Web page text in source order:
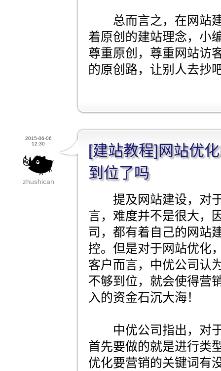
总而言之，在网站建
着原创的建站理念，小
尊重原创，尊重网站访
的原创路，让别人去抄
2015-06-06
12:30
zhushican
[建站教程]网站优
到位了吗
提及网站建设，对于
言，难度并不是很大，
司，都有着自己的网站
控。但是对于网站优化
客户而言，中优公司认
不够到位，就会使得营
入的资金石沉大海！
中优公司指出，对于
首先要做的就是进行类
优化要营销的关键词有